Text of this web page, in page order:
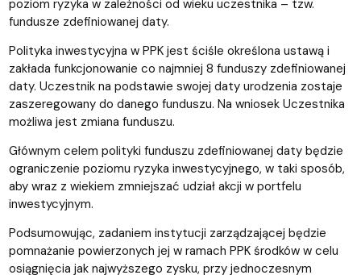
poziom ryzyka w zależności od wieku uczestnika – tzw.
fundusze zdefiniowanej daty.
Polityka inwestycyjna w PPK jest ściśle określona ustawą i
zakłada funkcjonowanie co najmniej 8 funduszy zdefiniowanej
daty. Uczestnik na podstawie swojej daty urodzenia zostaje
zaszeregowany do danego funduszu. Na wniosek Uczestnika
możliwa jest zmiana funduszu.
Głównym celem polityki funduszu zdefiniowanej daty będzie
ograniczenie poziomu ryzyka inwestycyjnego, w taki sposób,
aby wraz z wiekiem zmniejszać udział akcji w portfelu
inwestycyjnym.
Podsumowując, zadaniem instytucji zarządzającej będzie
pomnażanie powierzonych jej w ramach PPK środków w celu
osiągnięcia jak najwyższego zysku, przy jednoczesnym